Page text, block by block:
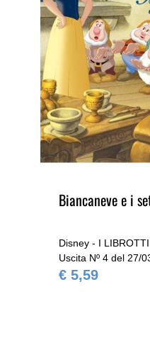
Biancaneve e i
Disney - I
Uscita Nº 4 del 27/
€ 5,59